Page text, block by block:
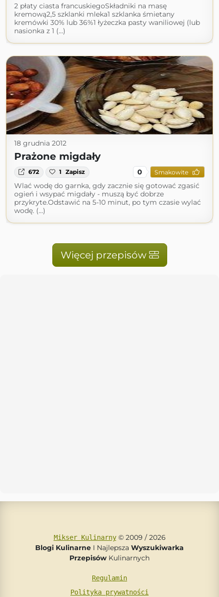
2 płaty ciasta francuskiegoSkładniki na masę
kremową2,5 szklanki mleka1 szklanka śmietany
kremówki 30% lub 36%1 łyżeczka pasty waniliowej (lub
nasionka z 1 (...)
18 grudnia 2012
Prażone migdały
672 1 Zapisz 0 Smakowite
Wlać wodę do garnka, gdy zacznie się gotować zgasić
ogień i wsypać migdały - muszą być dobrze
przykryte.Odstawić na 5-10 minut, po tym czasie wylać
wodę. (...)
Więcej przepisów
Mikser Kulinarny© 2009 / 2026
Blogi Kulinarne I Najlepsza Wyszukiwarka
Przepisów Kulinarnych
Regulamin
Polityka prywatności